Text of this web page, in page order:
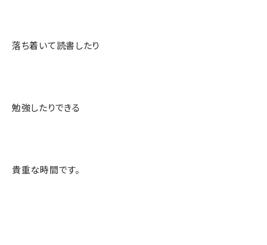
落ち着いて読書したり
勉強したりできる
貴重な時間です。